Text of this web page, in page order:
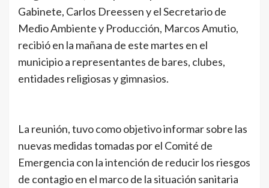
Gabinete, Carlos Dreessen y el Secretario de
Medio Ambiente y Producción, Marcos Amutio,
recibió en la mañana de este martes en el
municipio a representantes de bares, clubes,
entidades religiosas y gimnasios.
La reunión, tuvo como objetivo informar sobre las
nuevas medidas tomadas por el Comité de
Emergencia con la intención de reducir los riesgos
de contagio en el marco de la situación sanitaria